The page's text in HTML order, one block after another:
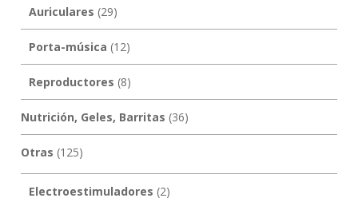
Auriculares (29)
Porta-música (12)
Reproductores (8)
Nutrición, Geles, Barritas (36)
Otras (125)
Electroestimuladores (2)